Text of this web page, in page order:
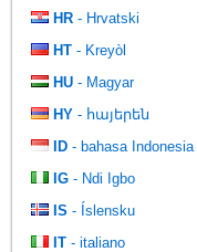
HR - Hrvatski
HT - Kreyòl
HU - Magyar
HY - հայերեն
ID - bahasa Indonesia
IG - Ndi Igbo
IS - Íslensku
IT - italiano